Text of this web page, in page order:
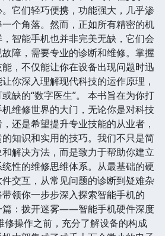
它们轻巧便携，功能强大，几乎渗
个角落。然而，正如所有精密的机
智能手机也并非完美无缺，它们会
障，需要专业的诊断和维修。掌握
，不仅能让你在设备出现问题时迅
你深入理解现代科技的运作原理，
缺的“数字医生”。 本书旨在为你打
维修世界的大门，无论你是对科技
还是希望提升专业技能的从业者，
知识和实用的技巧。我们不只是简
解决方法，而是致力于帮助你建立
性的维修思维体系。从最基础的硬
交互，从常见问题的诊断到疑难杂
领你一步步深入探索智能手机的
篇：拨开迷雾——智能手机硬件深度
修操作之前，充分了解设备的构成